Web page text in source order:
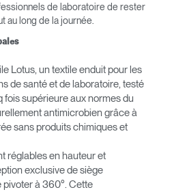
de laboratoire de rester
au long de la journée.
Lotus, un textile enduit pour les
de santé et de laboratoire, testé
supérieure aux normes du
antimicrobien grâce à
sans produits chimiques et
réglables en hauteur et
exclusive de siège
à 360°. Cette